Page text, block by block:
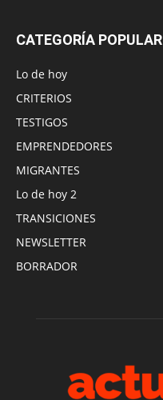
CATEGORÍA POPULAR
Lo de hoy
CRITERIOS
TESTIGOS
EMPRENDEDORES
MIGRANTES
Lo de hoy 2
TRANSICIONES
NEWSLETTER
BORRADOR